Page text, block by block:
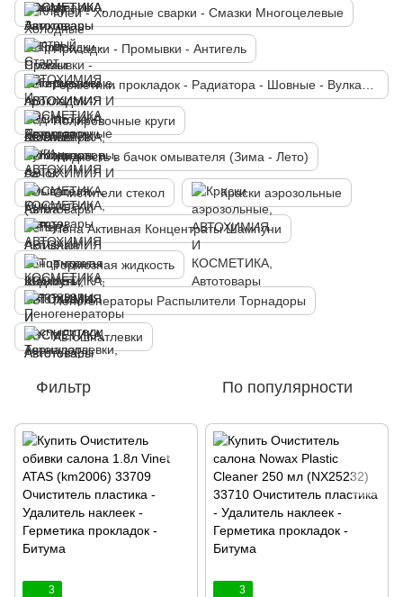
Клей - Холодные сварки - Смазки Многоцелевые
Присадки - Промывки - Антигель
Полировочные круги
Жидкость в бачок омывателя (Зима - Лето)
Очистители стекол Краски аэрозольные
Пена Активная Концентраты Шампуни
Тормозная жидкость
Пеногенераторы Распылители Торнадоры
Автошпатлевки
Фильтр По популярности
3 3